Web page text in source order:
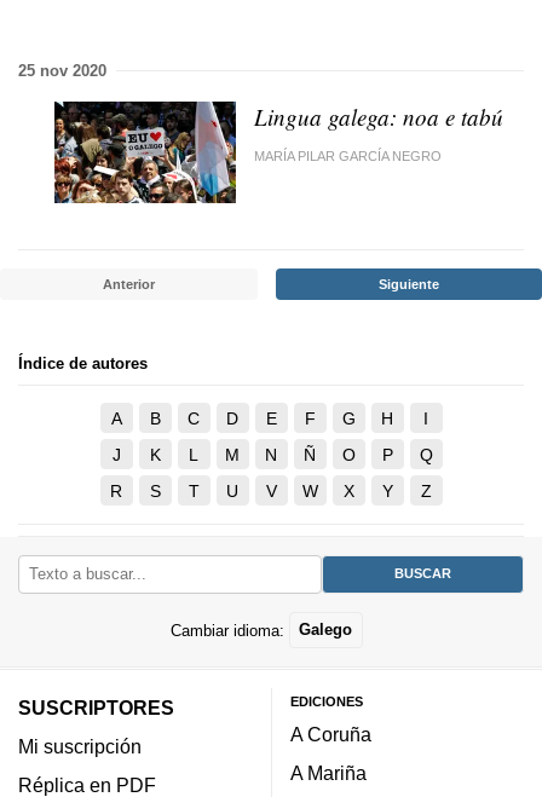
25 nov 2020
Lingua galega: noa e tabú
MARÍA PILAR GARCÍA NEGRO
Anterior Siguiente
Índice de autores
A B C D E F G H
I
J
K L M N Ñ O P
Q
R
S T U V W X Y Z
Cambiar idioma: Galego
SUSCRIPTORES
Mi suscripción
Réplica en PDF
EDICIONES
A Coruña
A Mariña